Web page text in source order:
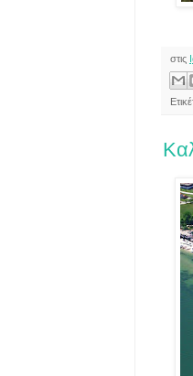
στις